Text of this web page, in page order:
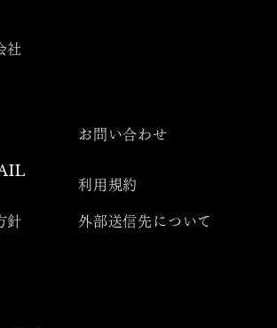
社
お問い合わせ
利用規約
針 外部送信先について